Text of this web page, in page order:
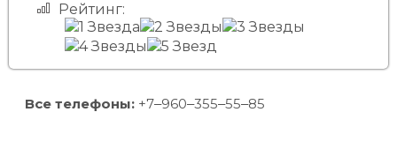
Рейтинг:
Все телефоны: +7‒960‒355‒55‒85